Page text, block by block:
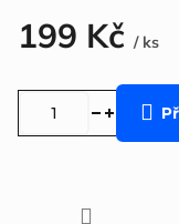
199 Kč / ks